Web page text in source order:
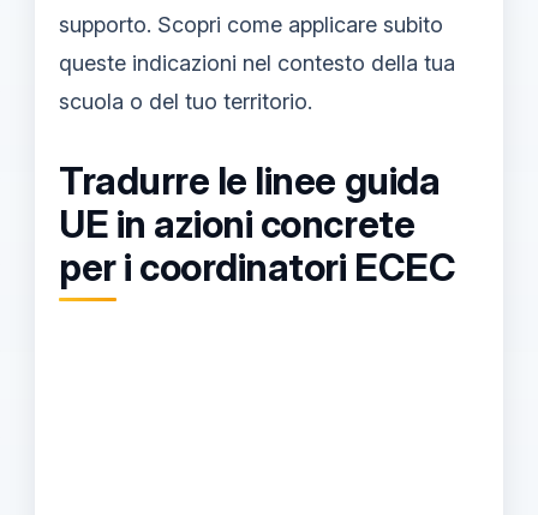
supporto. Scopri come applicare subito
queste indicazioni nel contesto della tua
scuola o del tuo territorio.
Tradurre le linee guida
UE in azioni concrete
per i coordinatori ECEC